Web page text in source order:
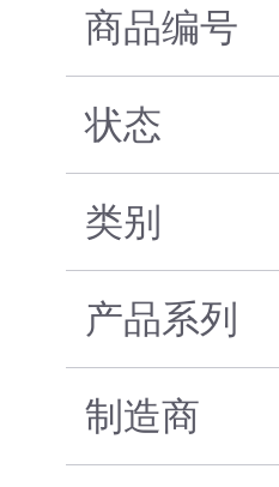
商品编号
状态
类别
产品系列
制造商